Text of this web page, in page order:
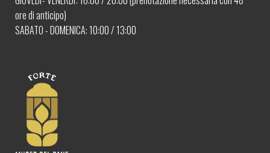
ore di anticipo)
SABATO - DOMENICA: 10:00 / 13:00